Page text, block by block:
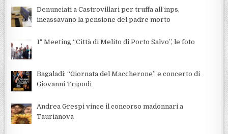
Denunciati a Castrovillari per truffa all’inps,
incassavano la pensione del padre morto
1° Meeting “Città di Melito di Porto Salvo”, le foto
Bagaladi: “Giornata del Maccherone” e concerto di
Giovanni Tripodi
Andrea Grespi vince il concorso madonnari a
Taurianova